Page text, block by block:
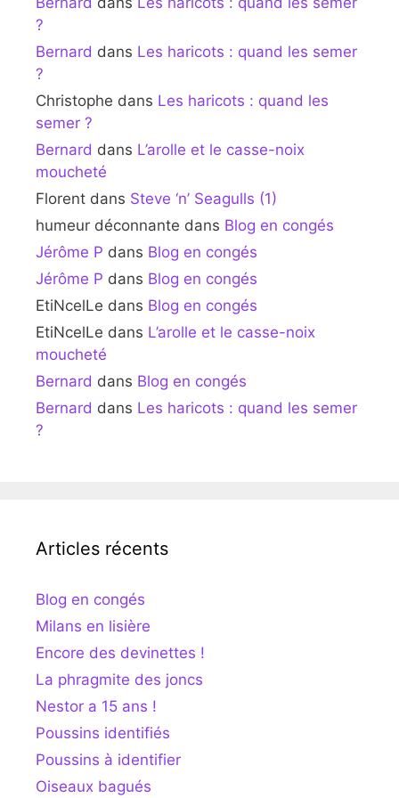
?
Bernard dans Les haricots : quand les semer
?
Christophe dans Les haricots : quand les
semer ?
Bernard dans L’arolle et le casse-noix
moucheté
Florent dans Steve ‘n’ Seagulls (1)
humeur déconnante dans Blog en congés
Jérôme P dans Blog en congés
Jérôme P dans Blog en congés
EtiNcelLe dans Blog en congés
EtiNcelLe dans L’arolle et le casse-noix
moucheté
Bernard dans Blog en congés
Bernard dans Les haricots : quand les semer
?
Articles récents
Blog en congés
Milans en lisière
Encore des devinettes !
La phragmite des joncs
Nestor a 15 ans !
Poussins identifiés
Poussins à identifier
Oiseaux bagués